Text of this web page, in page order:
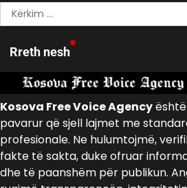
Kërko
për:
Rreth nesh
Kosova Free Voice Agency
pavarur që sjell lajmet me
profesionale. Ne hulumtojmë,
fakte të sakta, duke ofruar
dhe të paanshëm për publikun.